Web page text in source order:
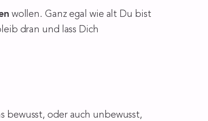
wollen. Ganz egal wie alt Du bist
dran und lass Dich
bewusst, oder auch unbewusst,